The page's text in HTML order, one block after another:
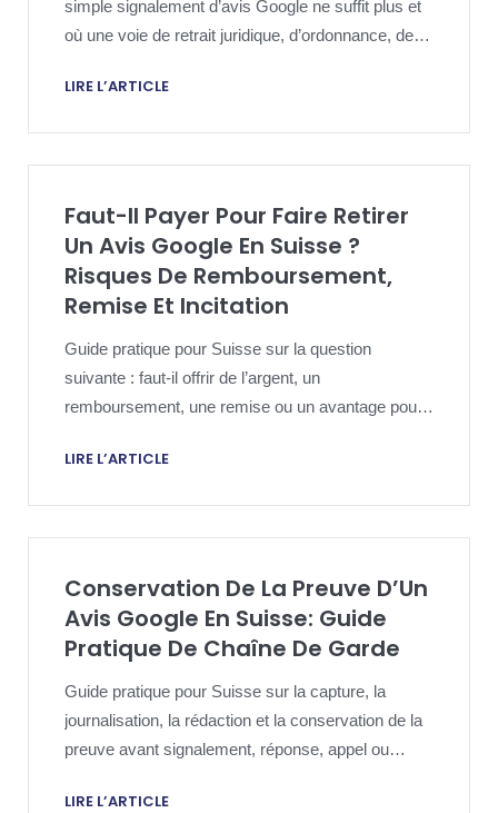
simple signalement d’avis Google ne suffit plus et
où une voie de retrait juridique, d’ordonnance, de
locale.
LIRE L’ARTICLE
Faut-Il Payer Pour Faire Retirer
Un Avis Google En Suisse ?
Risques De Remboursement,
Remise Et Incitation
Guide pratique pour Suisse sur la question
suivante : faut-il offrir de l’argent, un
remboursement, une remise ou un avantage pour
effets au regard des règles Google et du droit de la
LIRE L’ARTICLE
Conservation De La Preuve D’Un
Avis Google En Suisse: Guide
Pratique De Chaîne De Garde
Guide pratique pour Suisse sur la capture, la
journalisation, la rédaction et la conservation de la
preuve avant signalement, réponse, appel ou
LIRE L’ARTICLE